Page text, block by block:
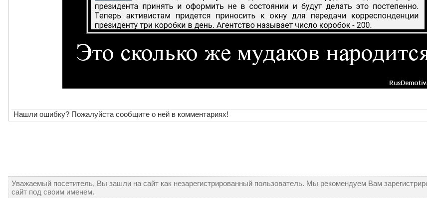
Нашли ошибку? Пожалуйста сообщите о ней в комментариях!
Уважаемый посетитель, Вы зашли на сайт как незарегистрированный пользователь. Мы рекомендуем Вам
сайт под своим именем.